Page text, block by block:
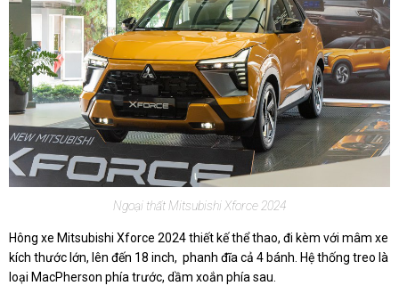
Ngoại thất Mitsubishi Xforce 2024
Hông xe Mitsubishi Xforce 2024 thiết kế thể thao, đi kèm với mâm xe
kích thước lớn, lên đến 18 inch, phanh đĩa cả 4 bánh. Hệ thống treo là
loại MacPherson phía trước, dầm xoắn phía sau.